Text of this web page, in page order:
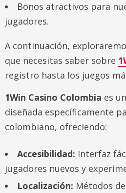
Bonos atractivos para
jugadores.
A continuación,
que necesitas saber sobre
registro hasta los juegos
1Win Casino Colombia es
diseñada específicamente
colombiano, ofreciendo:
Accesibilidad: Interfaz
jugadores nuevos y
Localización: Métodos